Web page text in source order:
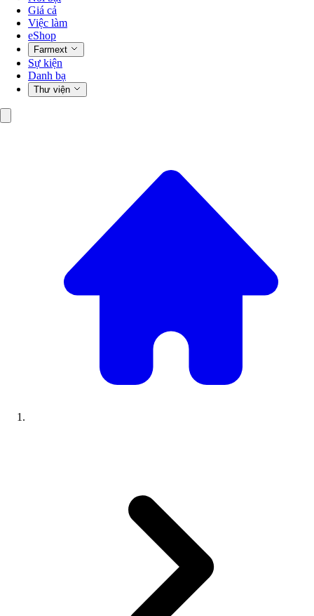
Giá cả
Việc làm
eShop
Farmext
Sự kiện
Danh bạ
Thư viện